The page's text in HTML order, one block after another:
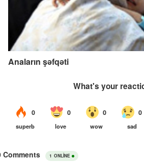
Anaların şəfqəti